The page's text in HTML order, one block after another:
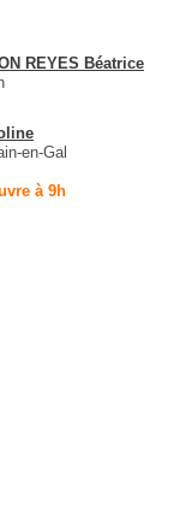
REYES Béatrice
en-Gal
à 9h